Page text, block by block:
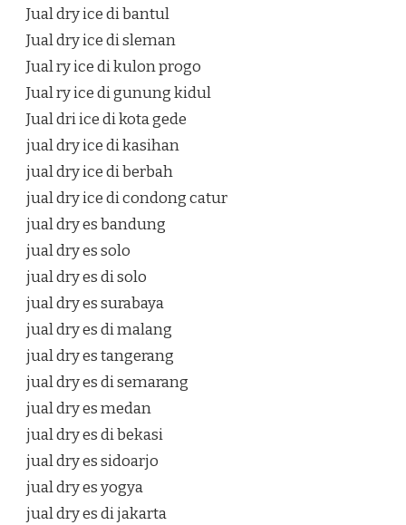
Jual dry ice di bantul
Jual dry ice di sleman
Jual ry ice di kulon progo
Jual ry ice di gunung kidul
Jual dri ice di kota gede
jual dry ice di kasihan
jual dry ice di berbah
jual dry ice di condong catur
jual dry es bandung
jual dry es solo
jual dry es di solo
jual dry es surabaya
jual dry es di malang
jual dry es tangerang
jual dry es di semarang
jual dry es medan
jual dry es di bekasi
jual dry es sidoarjo
jual dry es yogya
jual dry es di jakarta